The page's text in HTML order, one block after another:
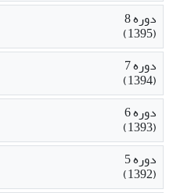
دوره 8
(1395)
دوره 7
(1394)
دوره 6
(1393)
دوره 5
(1392)